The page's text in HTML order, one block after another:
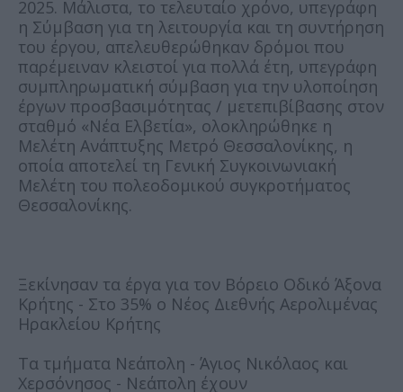
2025. Μάλιστα, το τελευταίο χρόνο, υπεγράφη
η Σύμβαση για τη λειτουργία και τη συντήρηση
του έργου, απελευθερώθηκαν δρόμοι που
παρέμειναν κλειστοί για πολλά έτη, υπεγράφη
συμπληρωματική σύμβαση για την υλοποίηση
έργων προσβασιμότητας / μετεπιβίβασης στον
σταθμό «Νέα Ελβετία», ολοκληρώθηκε η
Μελέτη Ανάπτυξης Μετρό Θεσσαλονίκης, η
οποία αποτελεί τη Γενική Συγκοινωνιακή
Μελέτη του πολεοδομικού συγκροτήματος
Θεσσαλονίκης.
Ξεκίνησαν τα έργα για τον Βόρειο Οδικό Άξονα
Κρήτης - Στο 35% ο Νέος Διεθνής Αερολιμένας
Ηρακλείου Κρήτης
Τα τμήματα Νεάπολη - Άγιος Νικόλαος και
Χερσόνησος - Νεάπολη έχουν